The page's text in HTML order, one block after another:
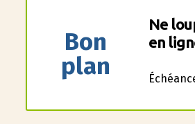
Bon
plan
Ne
en